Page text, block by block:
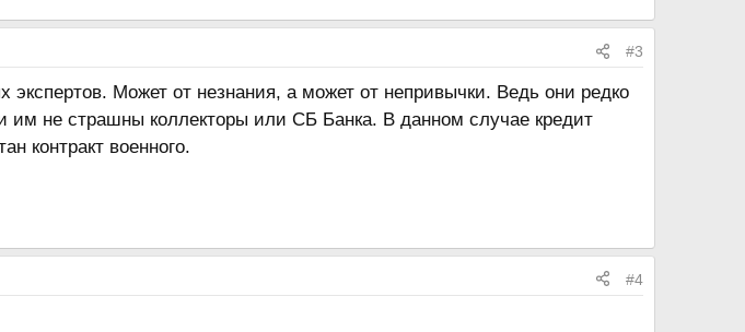
#3
Может от незнания, а может от непривычки. Ведь они редко
им не страшны коллекторы или СБ Банка. В данном случае кредит
контракт военного.
#4